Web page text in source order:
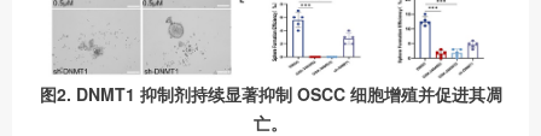
图2. DNMT1 抑制剂持续显著抑制 OSCC 细胞增殖并促进其凋
亡。